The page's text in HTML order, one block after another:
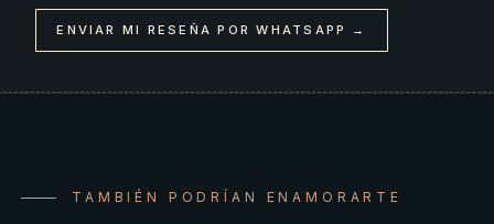
ENVIAR MI RESEÑA POR WHATSAPP →
TAMBIÉN PODRÍAN ENAMORARTE